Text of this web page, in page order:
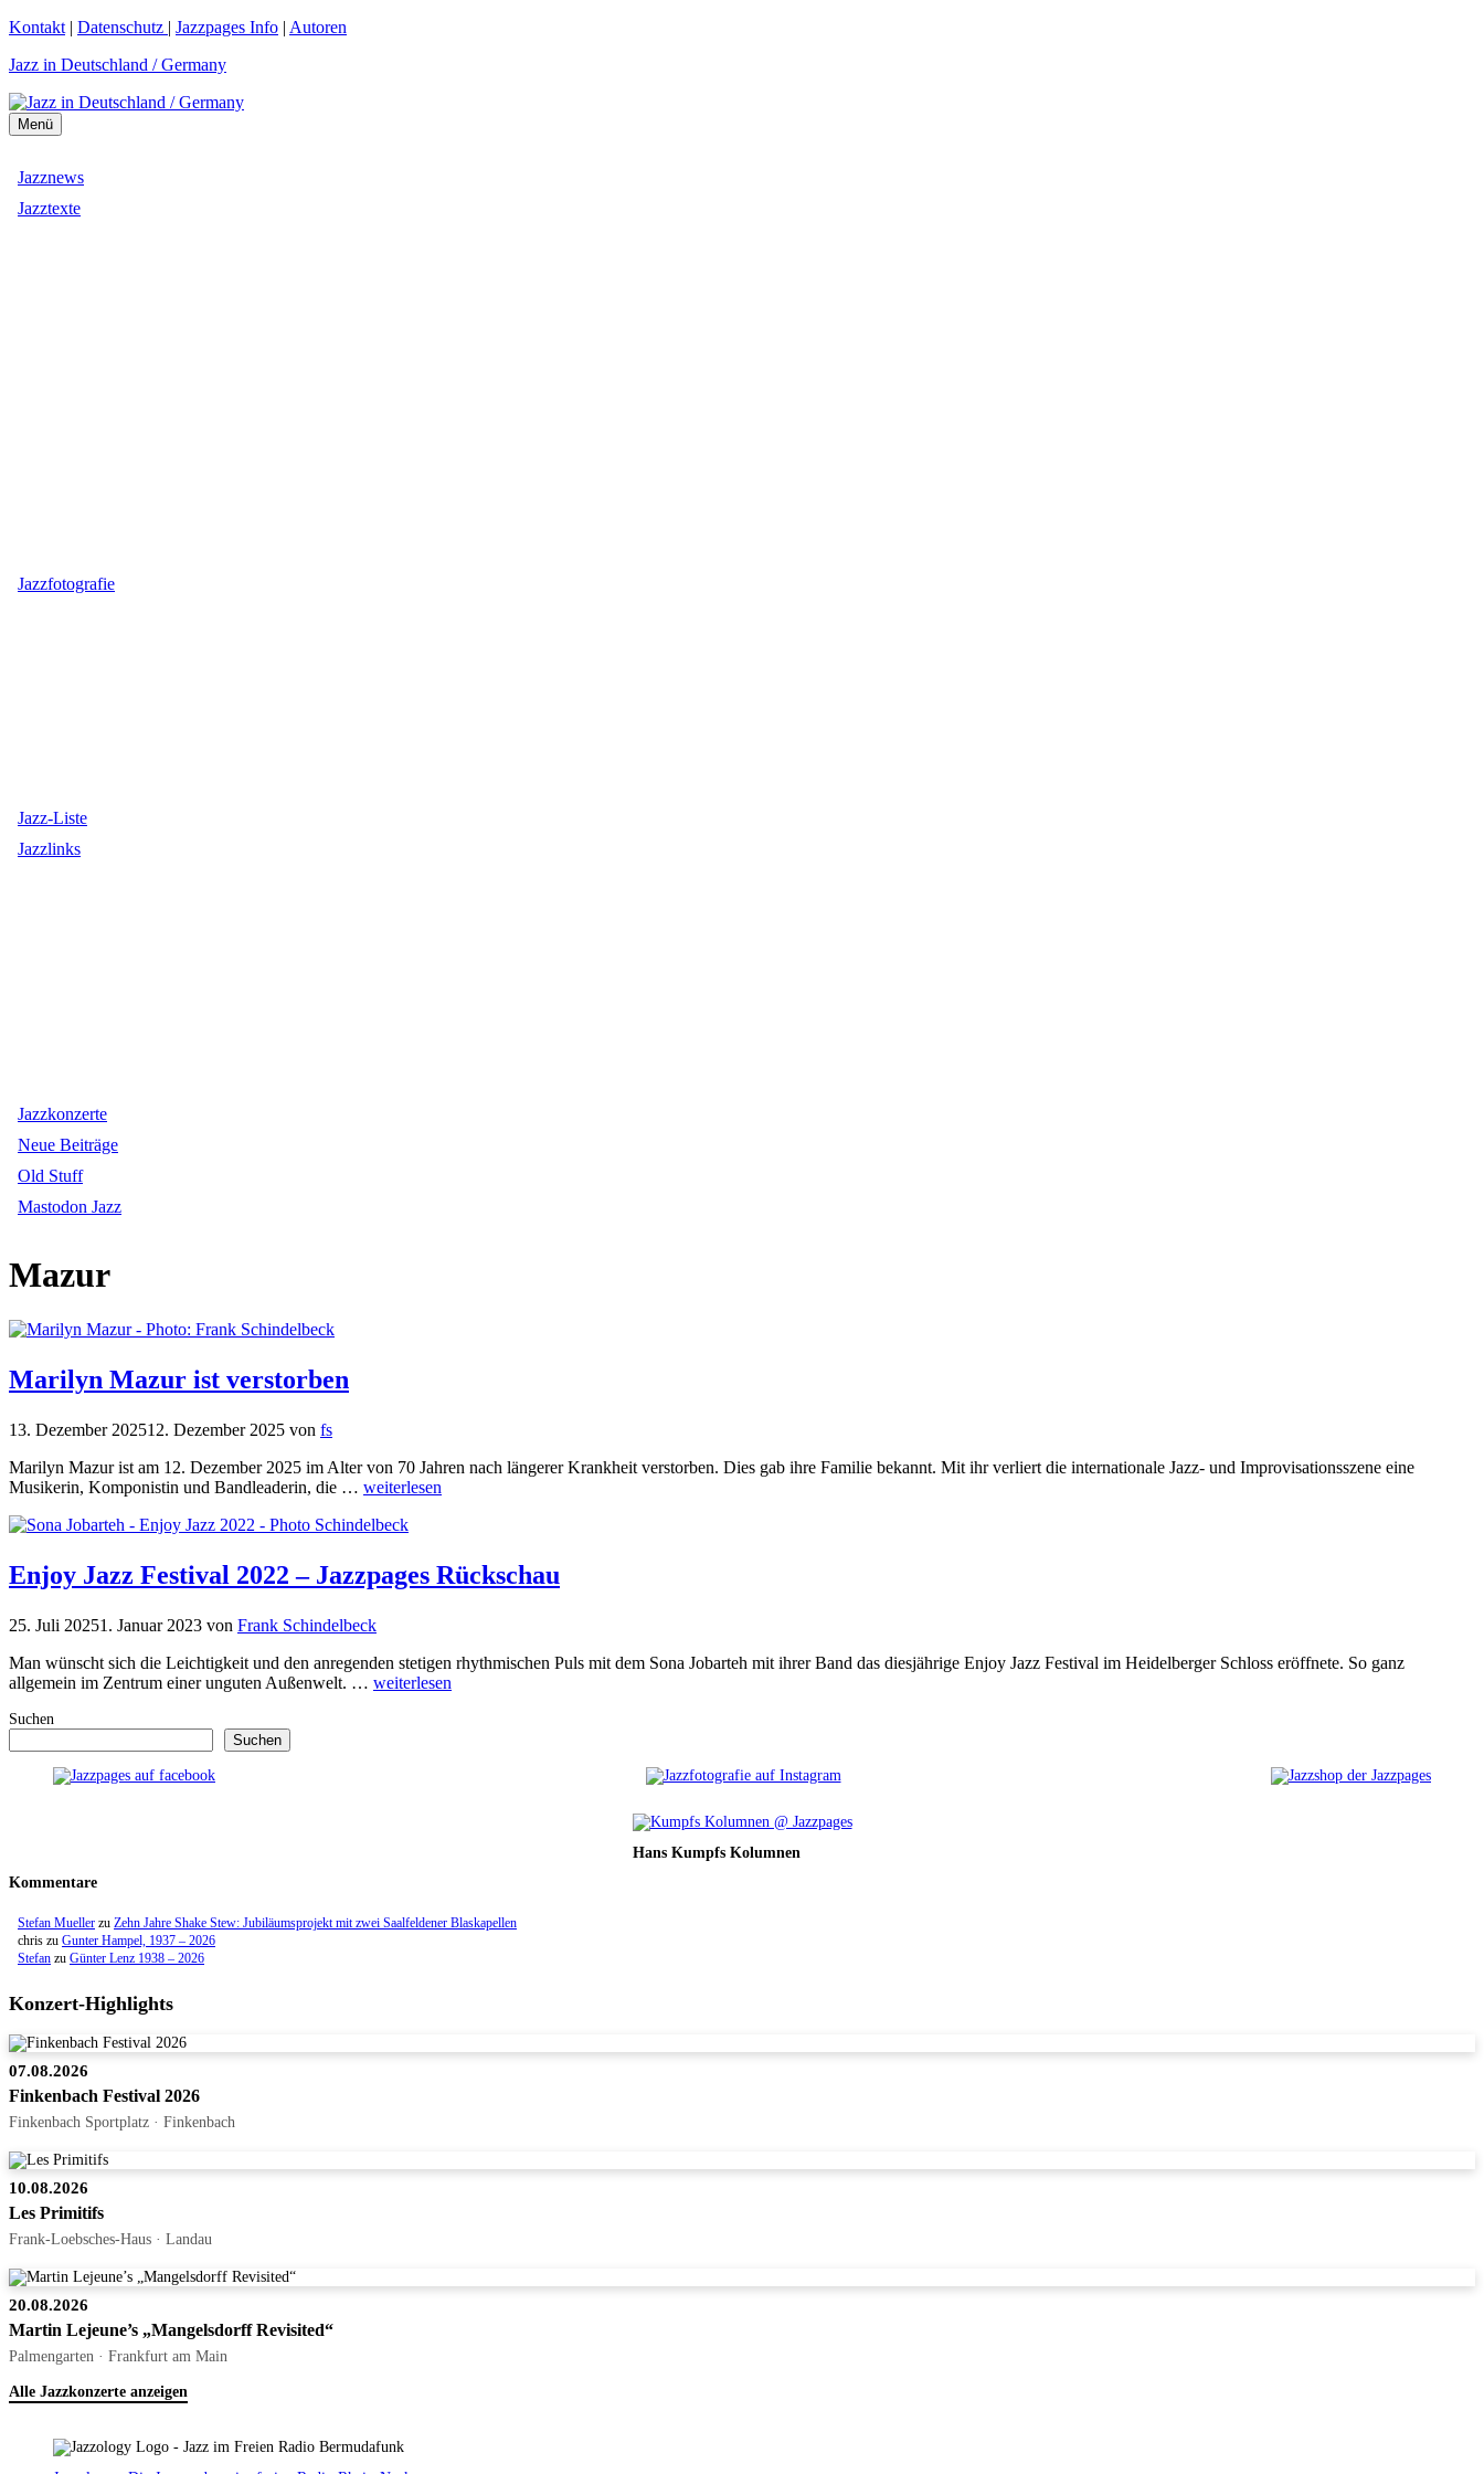
Zum
springen
Kontakt | Datenschutz | Jazzpages Info | Autoren
Jazz in Deutschland / Germany
Menü
Jazznews
Jazztexte
Jazzfotografie
Jazz-Liste
Jazzlinks
Jazzkonzerte
Neue Beiträge
Old Stuff
Mastodon Jazz
Mazur
Marilyn Mazur ist verstorben
13. Dezember 202512. Dezember 2025 von fs
Marilyn Mazur ist am 12. Dezember 2025 im Alter von 70 Jahren nach längerer Krankheit verstorben. Dies gab ihre Familie bekannt. Mit ihr verliert die internationale Jazz- und Improvisationsszene eine
Musikerin, Komponistin und Bandleaderin, die … weiterlesen
Enjoy Jazz Festival 2022 – Jazzpages Rückschau
25. Juli 20251. Januar 2023 von Frank Schindelbeck
Man wünscht sich die Leichtigkeit und den anregenden stetigen rhythmischen Puls mit dem Sona Jobarteh mit ihrer Band das diesjährige Enjoy Jazz Festival im Heidelberger Schloss eröffnete. So ganz
allgemein im Zentrum einer unguten Außenwelt. … weiterlesen
Suchen
Suchen
Hans Kumpfs Kolumnen
Kommentare
Stefan Mueller zu Zehn Jahre Shake Stew: Jubiläumsprojekt mit zwei Saalfeldener Blaskapellen
chris zu Gunter Hampel, 1937 – 2026
Stefan zu Günter Lenz 1938 – 2026
Konzert-Highlights
07.08.2026
Finkenbach Festival 2026
Finkenbach Sportplatz · Finkenbach
10.08.2026
Les Primitifs
Frank-Loebsches-Haus · Landau
20.08.2026
Martin Lejeune’s „Mangelsdorff Revisited“
Palmengarten · Frankfurt am Main
Alle Jazzkonzerte anzeigen